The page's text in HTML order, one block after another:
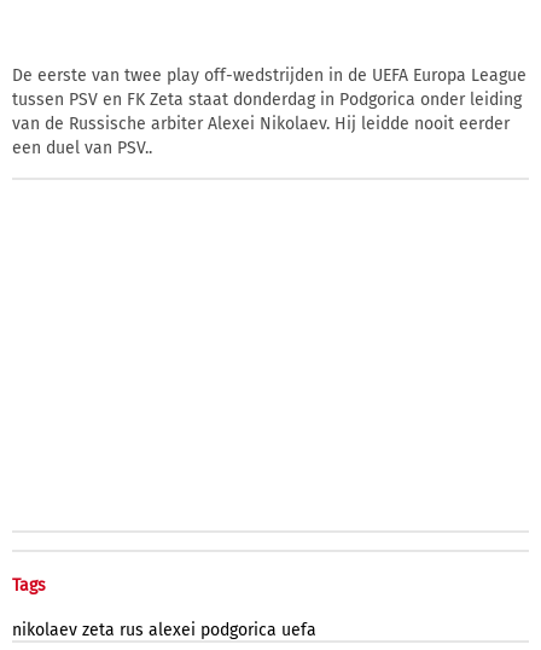
De eerste van twee play off-wedstrijden in de UEFA Europa League
tussen PSV en FK Zeta staat donderdag in Podgorica onder leiding
van de Russische arbiter Alexei Nikolaev. Hij leidde nooit eerder
een duel van PSV..
Tags
nikolaev zeta rus alexei podgorica uefa